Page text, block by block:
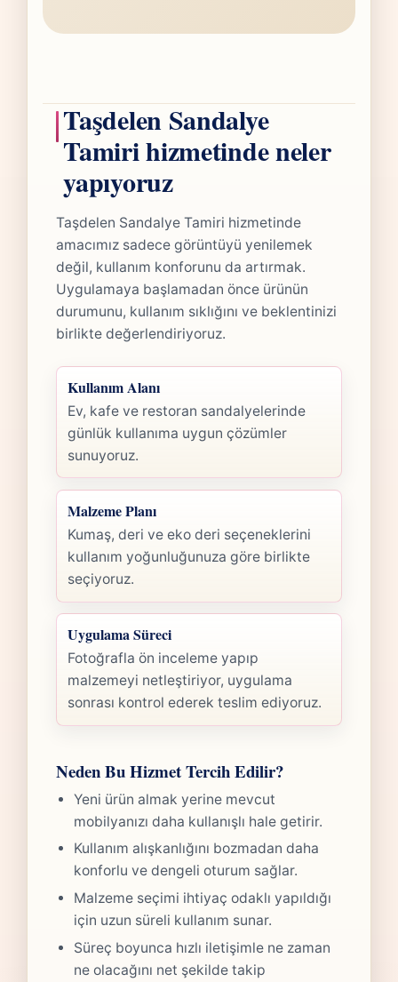
Taşdelen Sandalye
Tamiri hizmetinde neler
yapıyoruz
Taşdelen Sandalye Tamiri hizmetinde
amacımız sadece görüntüyü yenilemek
değil, kullanım konforunu da artırmak.
Uygulamaya başlamadan önce ürünün
durumunu, kullanım sıklığını ve beklentinizi
birlikte değerlendiriyoruz.
Kullanım Alanı
Ev, kafe ve restoran sandalyelerinde
günlük kullanıma uygun çözümler
sunuyoruz.
Malzeme Planı
Kumaş, deri ve eko deri seçeneklerini
kullanım yoğunluğunuza göre birlikte
seçiyoruz.
Uygulama Süreci
Fotoğrafla ön inceleme yapıp
malzemeyi netleştiriyor, uygulama
sonrası kontrol ederek teslim ediyoruz.
Neden Bu Hizmet Tercih Edilir?
Yeni ürün almak yerine mevcut
mobilyanızı daha kullanışlı hale getirir.
Kullanım alışkanlığını bozmadan daha
konforlu ve dengeli oturum sağlar.
Malzeme seçimi ihtiyaç odaklı yapıldığı
için uzun süreli kullanım sunar.
Süreç boyunca hızlı iletişimle ne zaman
ne olacağını net şekilde takip